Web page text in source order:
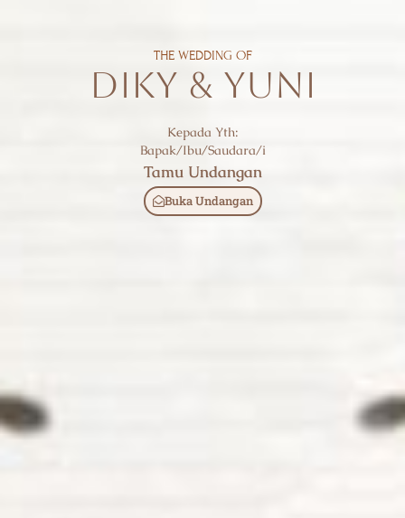
THE WEDDING OF
DIKY & YUNI
Kepada Yth:
Bapak/Ibu/Saudara/i
Tamu Undangan
Buka Undangan